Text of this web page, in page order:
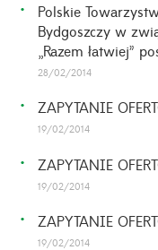
Polskie
Bydgoszczy w
„Razem łatwiej”
28/02/2014
ZAPYTANIE
19/02/2014
ZAPYTANIE
19/02/2014
ZAPYTANIE
19/02/2014